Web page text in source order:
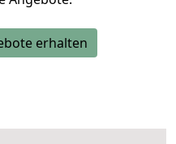
erhalten